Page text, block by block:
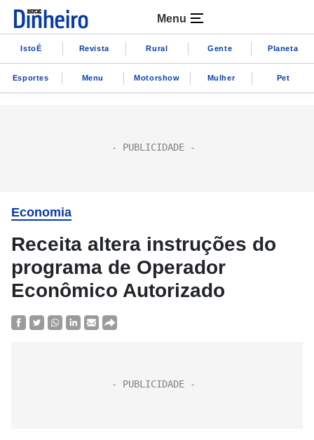
Menu
IstoÉ Revista Rural Gente Planeta
Esportes Menu Motorshow Mulher Pet
Economia
Receita altera instruções do
programa de Operador
Econômico Autorizado